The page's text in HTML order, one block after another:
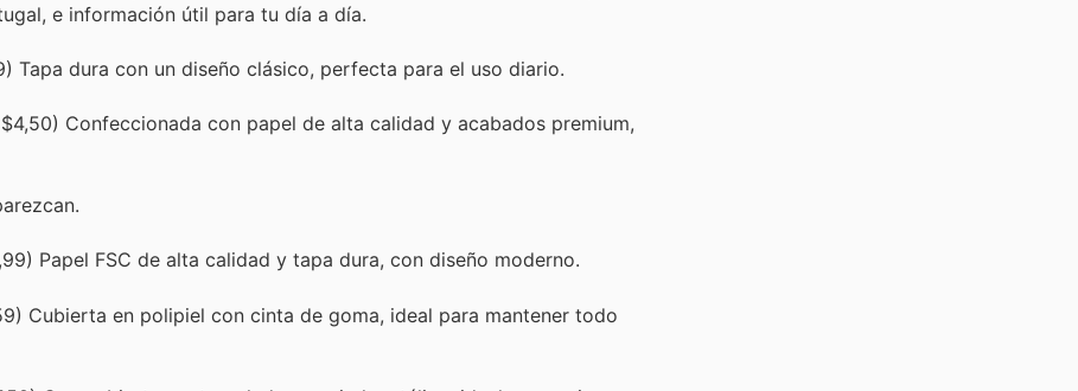
e información útil para tu día a día.
Tapa dura con un diseño clásico, perfecta para el uso diario.
Confeccionada con papel de alta calidad y acabados premium,
Papel FSC de alta calidad y tapa dura, con diseño moderno.
Cubierta en polipiel con cinta de goma, ideal para mantener todo